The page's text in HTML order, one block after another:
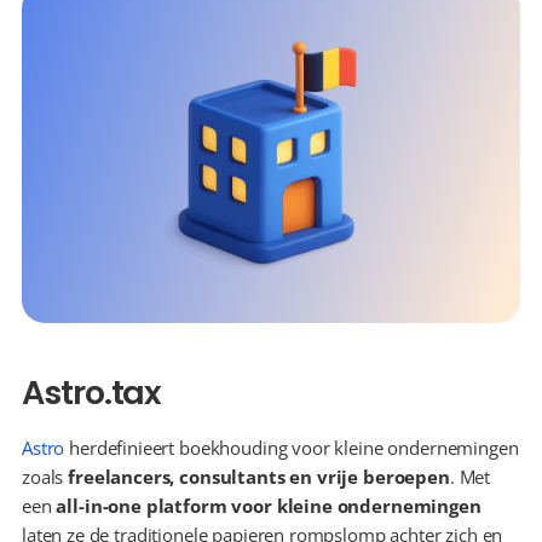
Astro.tax
Astro herdefinieert boekhouding voor kleine ondernemingen
zoals freelancers, consultants en vrije beroepen. Met
een all-in-one platform voor kleine ondernemingen
laten ze de traditionele papieren rompslomp achter zich en